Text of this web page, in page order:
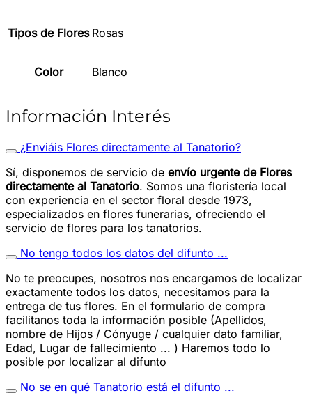
Tipos de Flores Rosas
Color Blanco
Información Interés
¿Enviáis Flores directamente al Tanatorio?
Sí, disponemos de servicio de envío urgente de Flores
directamente al Tanatorio. Somos una floristería local
con experiencia en el sector floral desde 1973,
especializados en flores funerarias, ofreciendo el
servicio de flores para los tanatorios.
No tengo todos los datos del difunto ...
No te preocupes, nosotros nos encargamos de localizar
exactamente todos los datos, necesitamos para la
entrega de tus flores. En el formulario de compra
facilitanos toda la información posible (Apellidos,
nombre de Hijos / Cónyuge / cualquier dato familiar,
Edad, Lugar de fallecimiento ... ) Haremos todo lo
posible por localizar al difunto
No se en qué Tanatorio está el difunto ...